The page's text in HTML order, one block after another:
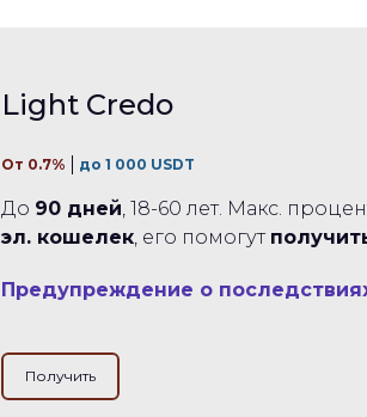
Light Credo
От 0.7% до 1 000 USDT
До 90 дней, 18-60 лет. Макс.
эл. кошелек, его помогут
Предупреждение о
Получить